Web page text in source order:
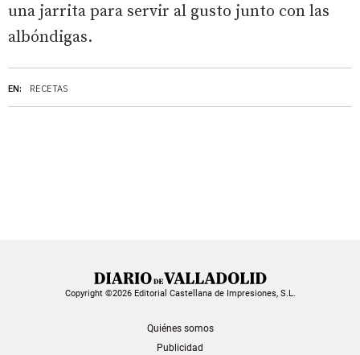
EN: RECETAS
una jarrita para servir al gusto junto con las
albóndigas.
Copyright ©2026 Editorial Castellana de Impresiones, S.L.
Quiénes somos
Publicidad